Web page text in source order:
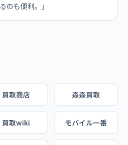
のも便利。」
買取商店 森森買取
買取wiki モバイル一番